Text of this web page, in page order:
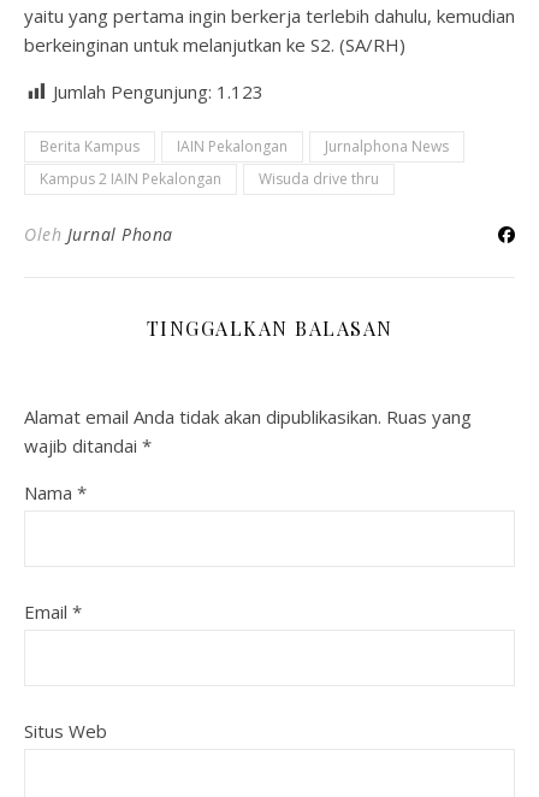
yaitu yang pertama ingin berkerja terlebih dahulu, kemudian
berkeinginan untuk melanjutkan ke S2. (SA/RH)
Jumlah Pengunjung: 1.123
Berita Kampus IAIN Pekalongan
Jurnalphona News
Kampus 2 IAIN Pekalongan
Wisuda drive thru
Oleh Jurnal Phona
TINGGALKAN BALASAN
Alamat email Anda tidak akan dipublikasikan. Ruas yang
wajib ditandai *
Nama *
Email *
Situs Web